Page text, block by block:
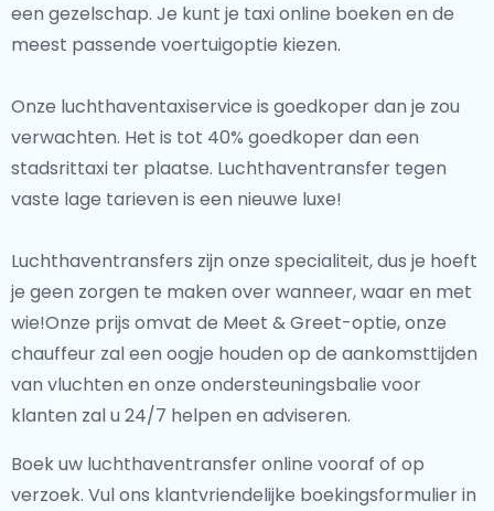
een gezelschap. Je kunt je taxi online boeken en de
meest passende voertuigoptie kiezen.
Onze luchthaventaxiservice is goedkoper dan je zou
verwachten. Het is tot 40% goedkoper dan een
stadsrittaxi ter plaatse. Luchthaventransfer tegen
vaste lage tarieven is een nieuwe luxe!
Luchthaventransfers zijn onze specialiteit, dus je hoeft
je geen zorgen te maken over wanneer, waar en met
wie!Onze prijs omvat de Meet & Greet-optie, onze
chauffeur zal een oogje houden op de aankomsttijden
van vluchten en onze ondersteuningsbalie voor
klanten zal u 24/7 helpen en adviseren.
Boek uw luchthaventransfer online vooraf of op
verzoek. Vul ons klantvriendelijke boekingsformulier in